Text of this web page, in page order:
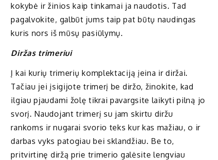
kokybė ir žinios kaip tinkamai ja naudotis. Tad
pagalvokite, galbūt jums taip pat būtų naudingas
kuris nors iš mūsų pasiūlymų.
Diržas trimeriui
Į kai kurių trimerių komplektaciją įeina ir diržai.
Tačiau jei įsigijote trimerį be diržo, žinokite, kad
ilgiau pjaudami žolę tikrai pavargsite laikyti pilną jo
svorį. Naudojant trimerį su jam skirtu diržu
rankoms ir nugarai svorio teks kur kas mažiau, o ir
darbas vyks patogiau bei sklandžiau. Be to,
pritvirtinę diržą prie trimerio galėsite lengviau